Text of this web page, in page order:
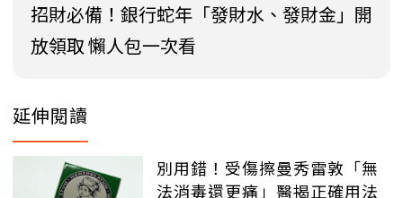
招財必備！銀行蛇年「發財水、發財金」開
放領取 懶人包一次看
延伸閱讀
別用錯！受傷擦曼秀雷敦「無
法消毒還更痛」醫揭正確用法